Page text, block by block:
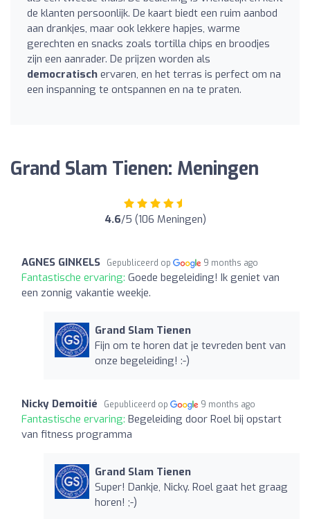
de klanten persoonlijk. De kaart biedt een ruim aanbod
aan drankjes, maar ook lekkere hapjes, warme
gerechten en snacks zoals tortilla chips en broodjes
zijn een aanrader. De prijzen worden als
democratisch ervaren, en het terras is perfect om na
een inspanning te ontspannen en na te praten.
Grand Slam Tienen: Meningen
4.6/5 (106 Meningen)
AGNES GINKELS Gepubliceerd op 9 months ago
Fantastische ervaring: Goede begeleiding! Ik geniet van
een zonnig vakantie weekje.
Grand Slam Tienen
Fijn om te horen dat je tevreden bent van
onze begeleiding! :-)
Nicky Demoitié Gepubliceerd op 9 months ago
Fantastische ervaring: Begeleiding door Roel bij opstart
van fitness programma
Grand Slam Tienen
Super! Dankje, Nicky. Roel gaat het graag
horen! ;-)